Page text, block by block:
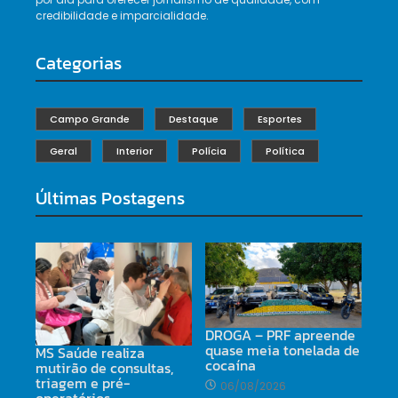
credibilidade e imparcialidade.
Categorias
Campo Grande Destaque Esportes
Geral Interior Polícia Política
Últimas Postagens
MS Saúde realiza
mutirão de consultas,
triagem e pré-
DROGA – PRF apreende
quase meia tonelada de
cocaína
06/08/2026